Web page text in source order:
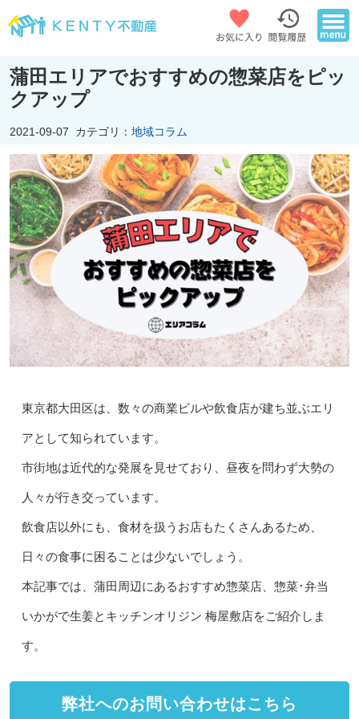
蒲田エリアでおすすめの惣菜店をピッ
クアップ
2021-09-07 カテゴリ： 地域コラム
東京都大田区は、数々の商業ビルや飲食店が建ち並ぶエリ
アとして知られています。
市街地は近代的な発展を見せており、昼夜を問わず大勢の
人々が行き交っています。
飲食店以外にも、食材を扱うお店もたくさんあるため、
日々の食事に困ることは少ないでしょう。
本記事では、蒲田周辺にあるおすすめ惣菜店、惣菜･弁当
いかがで生姜とキッチンオリジン 梅屋敷店をご紹介しま
す。
弊社へのお問い合わせはこちら